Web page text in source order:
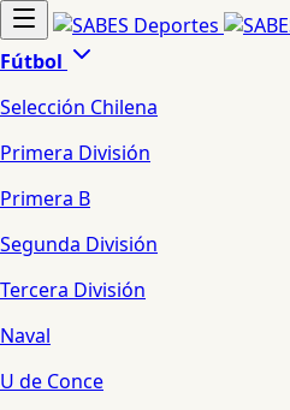
Fútbol
Selección Chilena
Primera División
Primera B
Segunda División
Tercera División
Naval
U de Conce